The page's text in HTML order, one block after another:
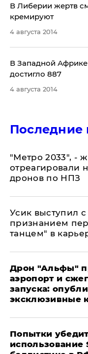
В Либерии жертв
кремируют
4 августа 2014
В Западной
достигло 887
4 августа 2014
Последние
"Метро 2033", -
отреагировали
дронов по НПЗ
Усик выступил
признанием
танцем" в
Дрон "Альфы"
аэропорт и
запуска:
эксклюзивные
Попытки
использование